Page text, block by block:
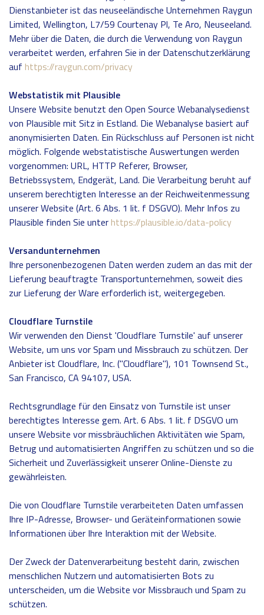
Dienstanbieter ist das neuseeländische Unternehmen Raygun
Limited, Wellington, L7/59 Courtenay Pl, Te Aro, Neuseeland.
Mehr über die Daten, die durch die Verwendung von Raygun
verarbeitet werden, erfahren Sie in der Datenschutzerklärung
auf https://raygun.com/privacy
Webstatistik mit Plausible
Unsere Website benutzt den Open Source Webanalysedienst
von Plausible mit Sitz in Estland. Die Webanalyse basiert auf
anonymisierten Daten. Ein Rückschluss auf Personen ist nicht
möglich. Folgende webstatistische Auswertungen werden
vorgenommen: URL, HTTP Referer, Browser,
Betriebssystem, Endgerät, Land. Die Verarbeitung beruht auf
unserem berechtigten Interesse an der Reichweitenmessung
unserer Website (Art. 6 Abs. 1 lit. f DSGVO). Mehr Infos zu
Plausible finden Sie unter https://plausible.io/data-policy
Versandunternehmen
Ihre personenbezogenen Daten werden zudem an das mit der
Lieferung beauftragte Transportunternehmen, soweit dies
zur Lieferung der Ware erforderlich ist, weitergegeben.
Cloudflare Turnstile
Wir verwenden den Dienst 'Cloudflare Turnstile' auf unserer
Website, um uns vor Spam und Missbrauch zu schützen. Der
Anbieter ist Cloudflare, Inc. ("Cloudflare"), 101 Townsend St.,
San Francisco, CA 94107, USA.
Rechtsgrundlage für den Einsatz von Turnstile ist unser
berechtigtes Interesse gem. Art. 6 Abs. 1 lit. f DSGVO um
unsere Website vor missbräuchlichen Aktivitäten wie Spam,
Betrug und automatisierten Angriffen zu schützen und so die
Sicherheit und Zuverlässigkeit unserer Online-Dienste zu
gewährleisten.
Die von Cloudflare Turnstile verarbeiteten Daten umfassen
Ihre IP-Adresse, Browser- und Geräteinformationen sowie
Informationen über Ihre Interaktion mit der Website.
Der Zweck der Datenverarbeitung besteht darin, zwischen
menschlichen Nutzern und automatisierten Bots zu
unterscheiden, um die Website vor Missbrauch und Spam zu
schützen.